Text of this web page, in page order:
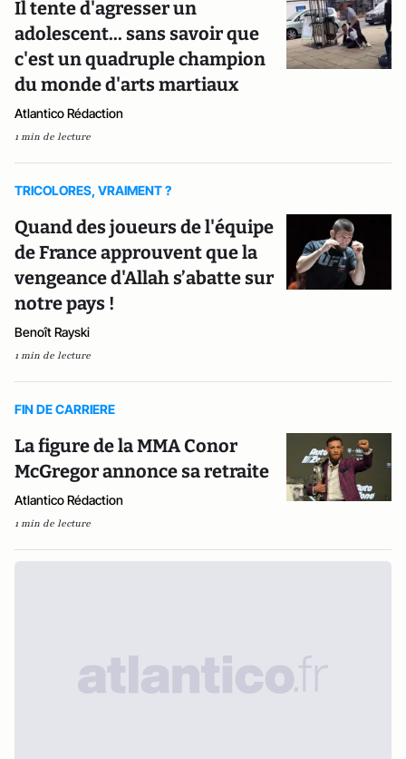
Il tente d'agresser un
adolescent... sans savoir que
c'est un quadruple champion
du monde d'arts martiaux
Atlantico Rédaction
1 min de lecture
TRICOLORES, VRAIMENT ?
Quand des joueurs de l'équipe
de France approuvent que la
vengeance d'Allah s’abatte sur
notre pays !
Benoît Rayski
1 min de lecture
FIN DE CARRIERE
La figure de la MMA Conor
McGregor annonce sa retraite
Atlantico Rédaction
1 min de lecture